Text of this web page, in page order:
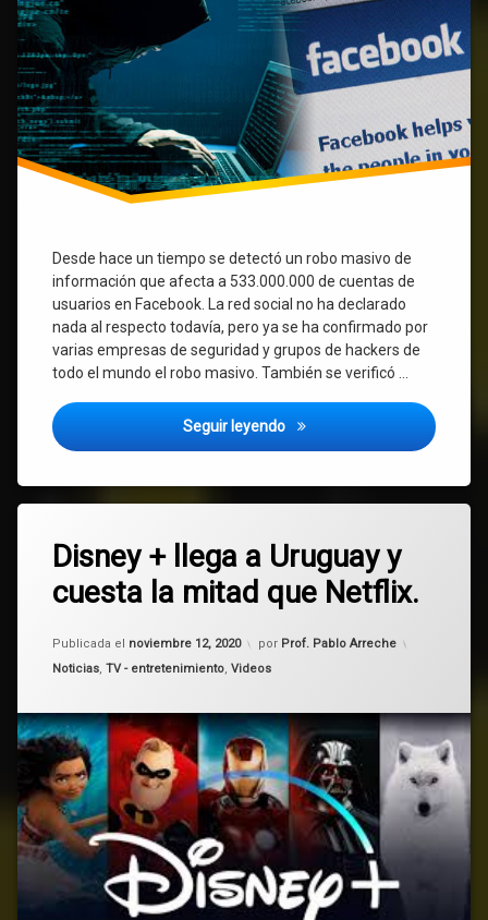
Desde hace un tiempo se detectó un robo masivo de
información que afecta a 533.000.000 de cuentas de
usuarios en Facebook. La red social no ha declarado
nada al respecto todavía, pero ya se ha confirmado por
varias empresas de seguridad y grupos de hackers de
todo el mundo el robo masivo. También se verificó …
Seguir leyendo Roban los datos de más de
contamos
cuantos
son
de
Uruguay
y
Latinoamérica.
Disney + llega a Uruguay y
cuesta la mitad que Netflix.
Publicada el noviembre 12, 2020
Actualizado el febrero 3, 2021
por Prof. Pablo Arreche
Categorías:
Noticias, TV - entretenimiento, Videos
Disney
Disney+
Fox
National
Geographic
netflix
Simpson
un
comentario
en
Disney
llega
a
cuesta
la
mitad
que
Netflix.